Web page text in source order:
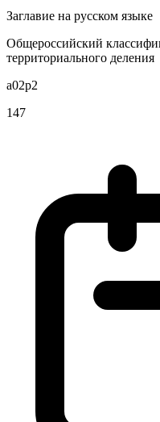
Заглавие на русском языке
Общероссийский
территориального деления
a02p2
147